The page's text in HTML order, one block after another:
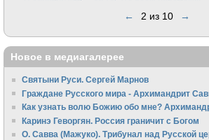
← 2 из 10 →
Новое в медиагалерее
Святыни Руси. Сергей Марнов
Граждане Русского мира - Архимандрит
Как узнать волю Божию обо мне?
Каринэ Геворгян. Россия граничит с Богом
О. Савва (Мажуко). Трибунал над Русской